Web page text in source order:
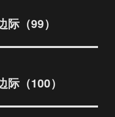
际（99）
际（100）